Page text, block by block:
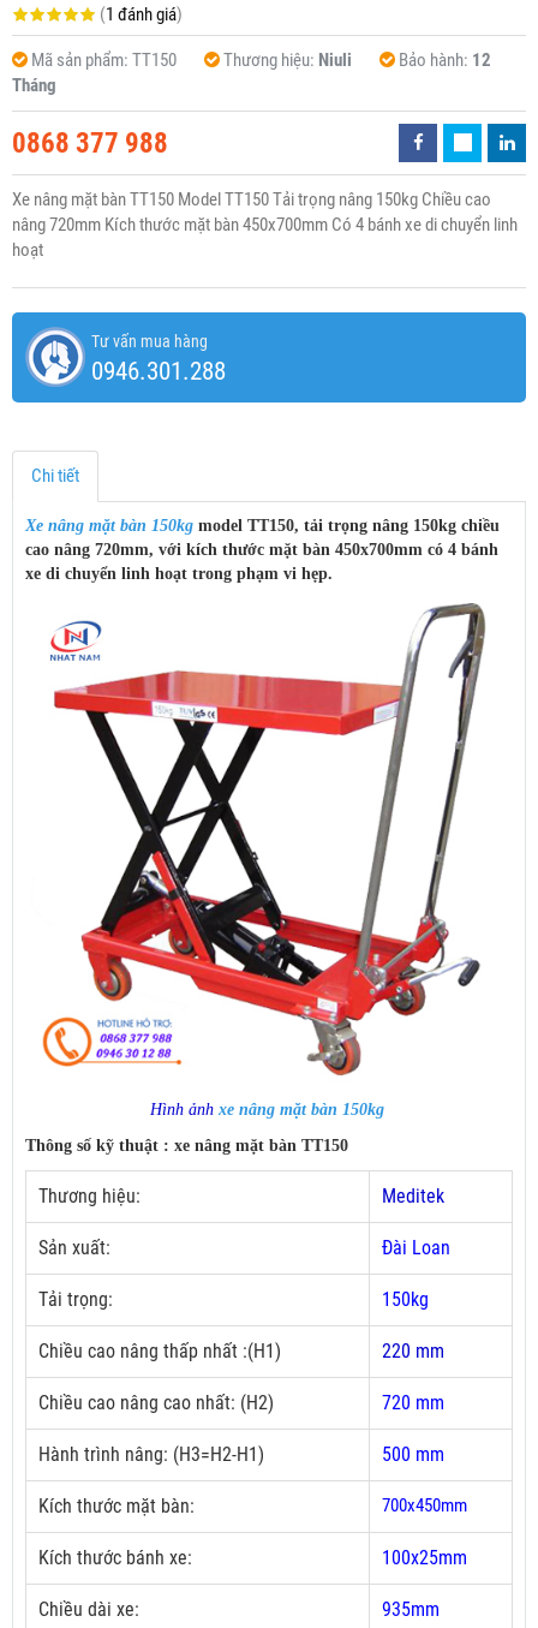
(1 đánh giá)
Mã sản phẩm: TT150 Thương hiệu: Niuli Bảo hành: 12
Tháng
0868 377 988
Xe nâng mặt bàn TT150 Model TT150 Tải trọng nâng 150kg Chiều cao
nâng 720mm Kích thước mặt bàn 450x700mm Có 4 bánh xe di chuyển linh
hoạt
Tư vấn mua hàng
0946.301.288
Chi tiết
Xe nâng mặt bàn 150kg model TT150, tải trọng nâng 150kg chiều
cao nâng 720mm, với kích thước mặt bàn 450x700mm có 4 bánh
xe di chuyển linh hoạt trong phạm vi hẹp.
Hình ảnh xe nâng mặt bàn 150kg
Thông số kỹ thuật : xe nâng mặt bàn TT150
Thương hiệu: Meditek
Sản xuất: Đài Loan
Tải trọng: 150kg
Chiều cao nâng thấp nhất :(H1) 220 mm
Chiều cao nâng cao nhất: (H2) 720 mm
Hành trình nâng: (H3=H2-H1) 500 mm
Kích thước mặt bàn: 700x450mm
Kích thước bánh xe: 100x25mm
Chiều dài xe: 935mm